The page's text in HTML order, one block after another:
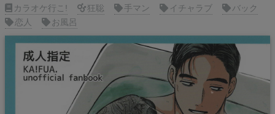
カラオケ行こ! 狂聡 手マン イチャラブ
バック
恋人
お風呂